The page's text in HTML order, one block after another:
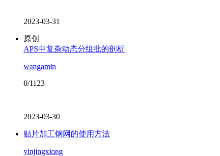
2023-03-31
原创
APS中复杂动态分组批的剖析
wangamin
0/1123
2023-03-30
贴片加工钢网的使用方法
yinjingxiong